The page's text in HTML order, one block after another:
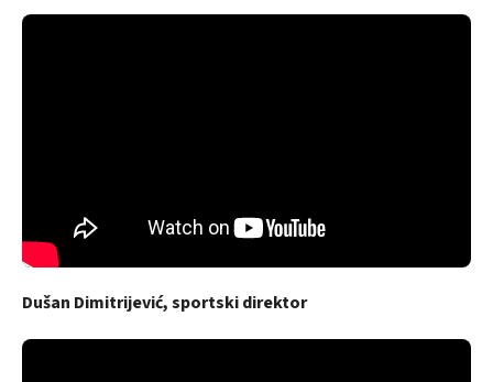
Dušan Dimitrijević, sportski direktor